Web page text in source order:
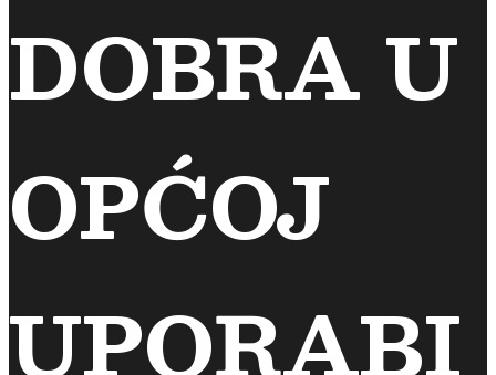
DOBRA U
OPĆOJ
UPORABI